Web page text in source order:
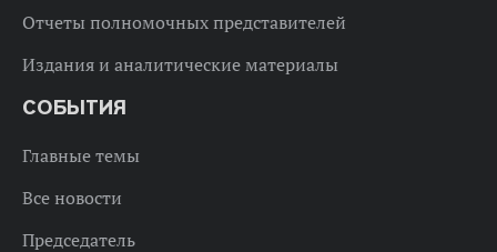
Отчеты полномочных представителей
Издания и аналитические материалы
СОБЫТИЯ
Главные темы
Все новости
Председатель